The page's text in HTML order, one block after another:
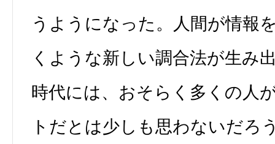
うようになった。人間が情報
くような新しい調合法が生み
時代には、おそらく多くの人
トだとは少しも思わないだろ